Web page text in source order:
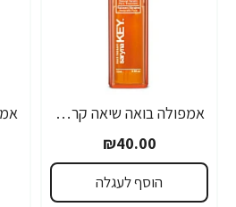
אמפולה בואה שיאה קראטין טבעי סרינה קיי 12 מ"ל - מבית Saryna Key
₪40.00
הוסף לעגלה